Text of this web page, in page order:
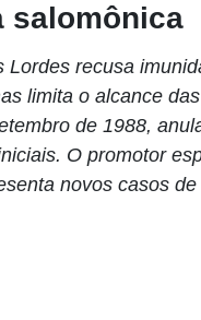
salomônica
Lordes recusa
limita o alcance
de 1988,
O promotor
novos casos